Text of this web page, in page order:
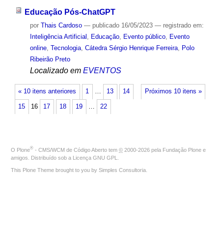
Educação Pós-ChatGPT
por Thais Cardoso — publicado16/05/2023 — registrado em:
Inteligência Artificial , Educação, Evento público, Evento
online, Tecnologia, Cátedra Sérgio Henrique Ferreira, Polo
Ribeirão Preto
Localizado em EVENTOS
« 10 itens anteriores Próximos 10 itens »
1 … 13 14
15 16 17 18 19 … 22
O Plone® - CMS/WCM de Código Aberto tem © 2000-2026 pela Fundação Plone e
amigos. Distribuído sob a Licença GNU GPL
This Plone Theme brought to you by Simples Consultoria